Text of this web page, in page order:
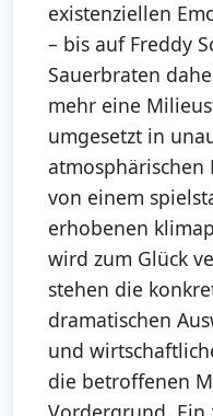
existenziellen
– bis auf Freddy
Sauerbraten
mehr eine
umgesetzt in
von einem
erhobenen
wird zum Glück
stehen die
dramatischen
und
die betroffenen